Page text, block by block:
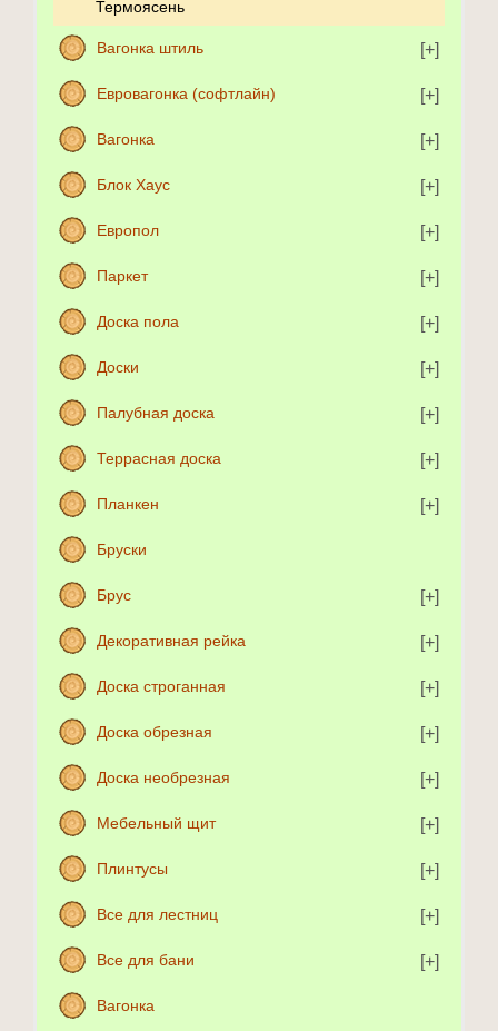
Термоясень
Вагонка штиль
Евровагонка (софтлайн)
Вагонка
Блок Хаус
Европол
Паркет
Доска пола
Доски
Палубная доска
Террасная доска
Планкен
Бруски
Брус
Декоративная рейка
Доска строганная
Доска обрезная
Доска необрезная
Мебельный щит
Плинтусы
Все для лестниц
Все для бани
Вагонка